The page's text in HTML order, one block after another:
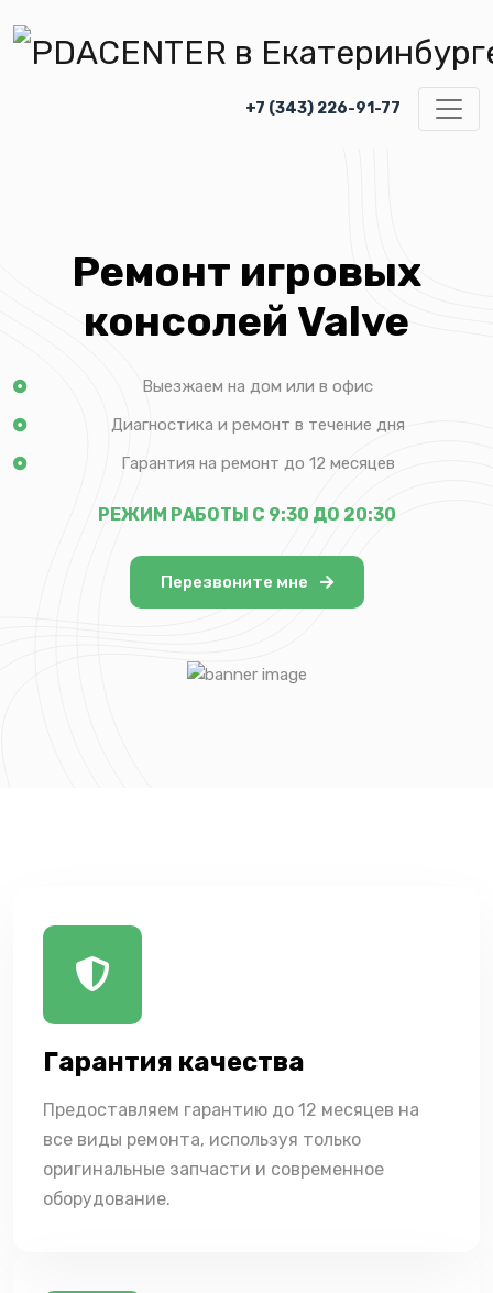
+7 (343) 226-91-77
Ремонт игровых
консолей Valve
Выезжаем на дом или в офис
Диагностика и ремонт в течение дня
Гарантия на ремонт до 12 месяцев
РЕЖИМ РАБОТЫ С 9:30 ДО 20:30
Перезвоните мне
Гарантия качества
Предоставляем гарантию до 12 месяцев на
все виды ремонта, используя только
оригинальные запчасти и современное
оборудование.